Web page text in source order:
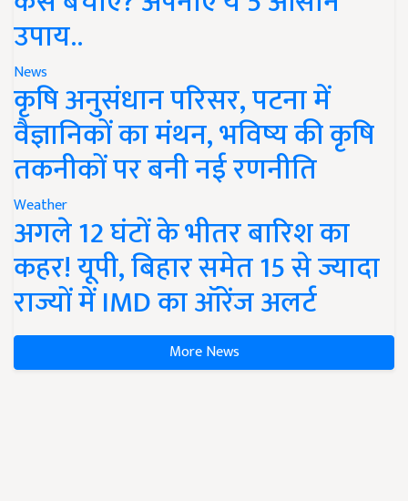
उपाय..
News
कृषि अनुसंधान परिसर, पटना में
वैज्ञानिकों का मंथन, भविष्य की कृषि
तकनीकों पर बनी नई रणनीति
Weather
अगले 12 घंटों के भीतर बारिश का
कहर! यूपी, बिहार समेत 15 से ज्यादा
राज्यों में IMD का ऑरेंज अलर्ट
More News